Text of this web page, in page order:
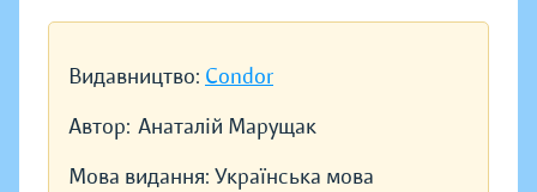
Видавництво: Condor
Автор: Анаталій Марущак
Мова видання: Українська мова